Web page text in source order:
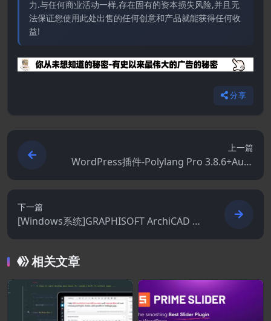
力.与任何商业活动一样,存在固有的资本损失风险,并且无
法保证您使用此处出售的任何创意和产品就能获得任何收
益!
分享
上一篇
WordPress插件-Polylang Pro 3.8.6+Auto
Poly Pro 1.6.1–多语言WordPress插件
下一篇
[Windows系统]GRAPHISOFT ArchiCAD 2
9.2.1.5101
相关文章